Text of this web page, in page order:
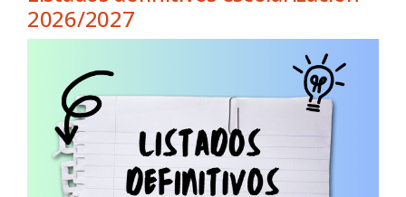
2026/2027